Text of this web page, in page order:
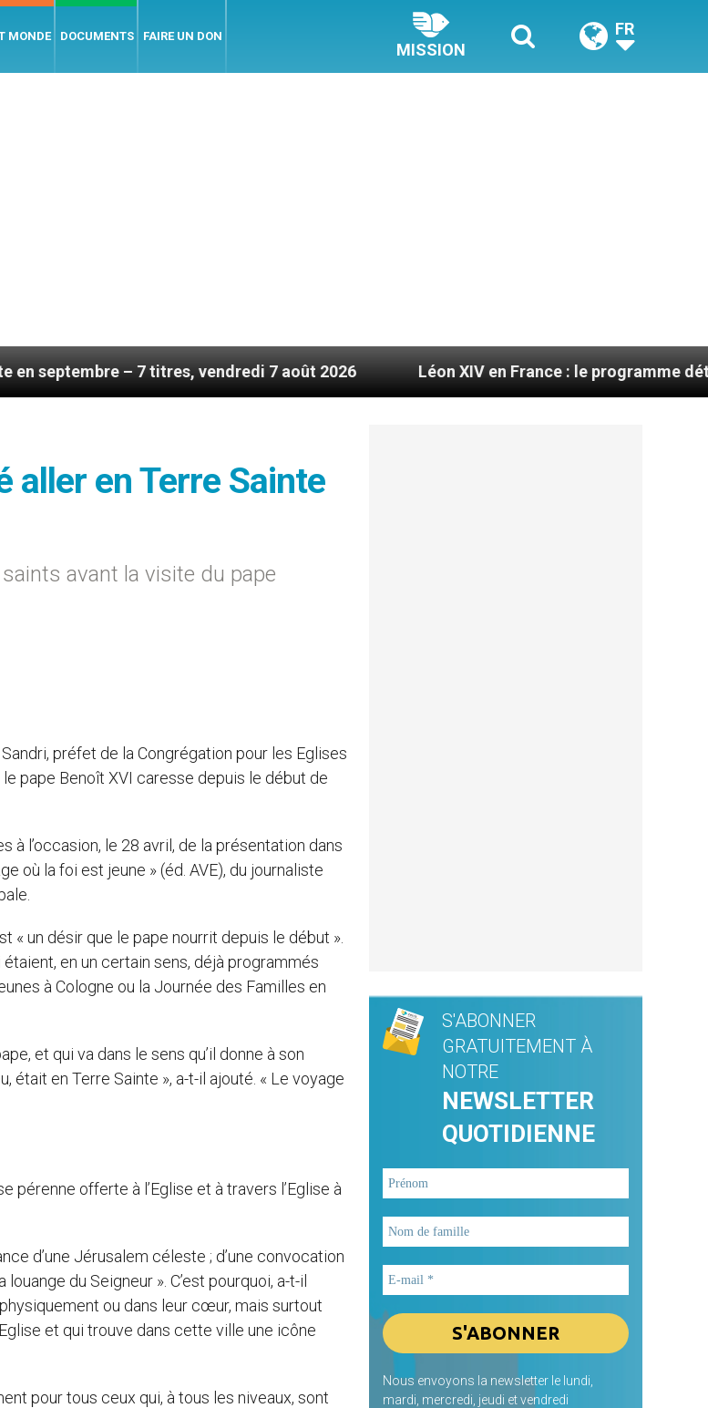
MONDE DOCUMENTS FAIRE UN DON
MISSION
FR
– 7 titres, vendredi 7 août 2026 Léon XIV en France : le programme détaillé de sa
aller en Terre Sainte
avant la visite du pape
préfet de la Congrégation pour les Eglises
pape Benoît XVI caresse depuis le début de
à l’occasion, le 28 avril, de la présentation dans
où la foi est jeune » (éd. AVE), du journaliste
« un désir que le pape nourrit depuis le début ».
en un certain sens, déjà programmés
à Cologne ou la Journée des Familles en
et qui va dans le sens qu’il donne à son
était en Terre Sainte », a-t-il ajouté. « Le voyage
pérenne offerte à l’Eglise et à travers l’Eglise à
d’une Jérusalem céleste ; d’une convocation
du Seigneur ». C’est pourquoi, a-t-il
ou dans leur cœur, mais surtout
et qui trouve dans cette ville une icône
pour tous ceux qui, à tous les niveaux, sont
S'ABONNER
GRATUITEMENT À
NOTRE
NEWSLETTER
QUOTIDIENNE
Nous envoyons la newsletter le lundi,
mardi, mercredi, jeudi et vendredi